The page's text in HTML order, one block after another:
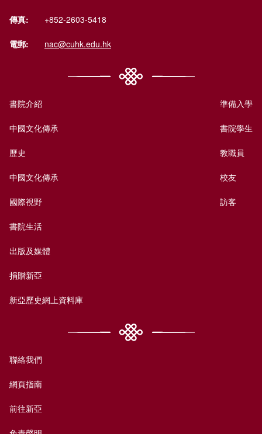
傳真: +852-2603-5418
電郵: nac@cuhk.edu.hk
書院介紹
中國文化傳承
歷史
中國文化傳承
國際視野
書院生活
出版及媒體
捐贈新亞
新亞歷史網上資料庫
準備入學
書院學生
教職員
校友
訪客
聯絡我們
網頁指南
前往新亞